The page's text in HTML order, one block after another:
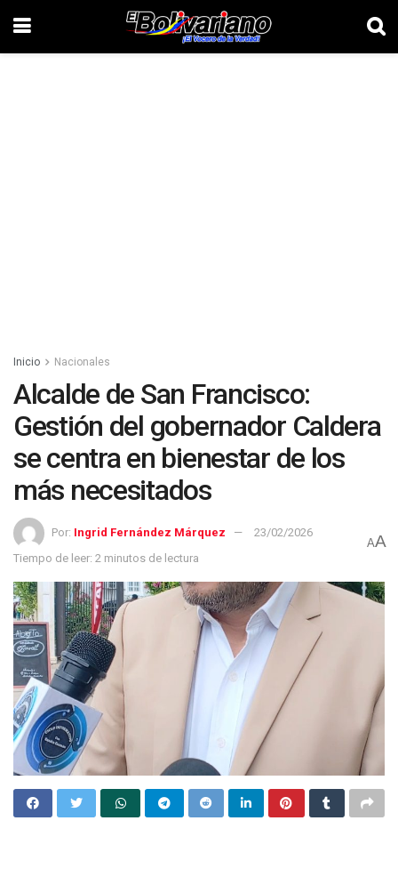
Inicio Nacionales
Alcalde de San Francisco:
Gestión del gobernador Caldera
se centra en bienestar de los
más necesitados
Por: Ingrid Fernández Márquez
23/02/2026
Tiempo de leer: 2 minutos de lectura
AA